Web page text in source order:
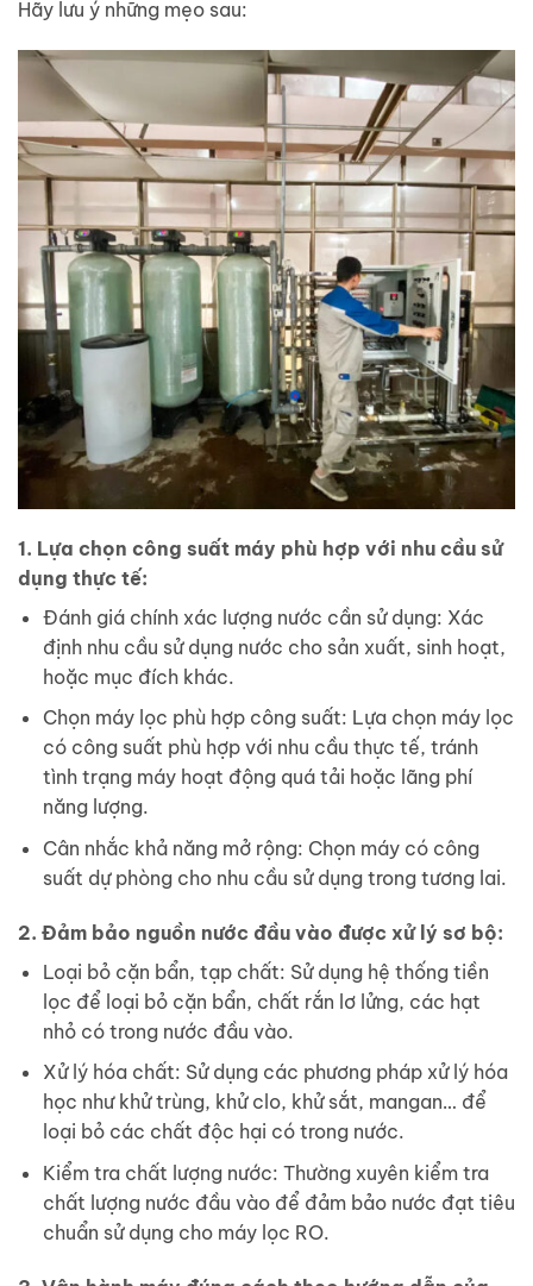
Hãy lưu ý những mẹo sau:
1. Lựa chọn công suất máy phù hợp với nhu cầu sử
dụng thực tế:
Đánh giá chính xác lượng nước cần sử dụng: Xác
định nhu cầu sử dụng nước cho sản xuất, sinh hoạt,
hoặc mục đích khác.
Chọn máy lọc phù hợp công suất: Lựa chọn máy lọc
có công suất phù hợp với nhu cầu thực tế, tránh
tình trạng máy hoạt động quá tải hoặc lãng phí
năng lượng.
Cân nhắc khả năng mở rộng: Chọn máy có công
suất dự phòng cho nhu cầu sử dụng trong tương lai.
2. Đảm bảo nguồn nước đầu vào được xử lý sơ bộ:
Loại bỏ cặn bẩn, tạp chất: Sử dụng hệ thống tiền
lọc để loại bỏ cặn bẩn, chất rắn lơ lửng, các hạt
nhỏ có trong nước đầu vào.
Xử lý hóa chất: Sử dụng các phương pháp xử lý hóa
học như khử trùng, khử clo, khử sắt, mangan… để
loại bỏ các chất độc hại có trong nước.
Kiểm tra chất lượng nước: Thường xuyên kiểm tra
chất lượng nước đầu vào để đảm bảo nước đạt tiêu
chuẩn sử dụng cho máy lọc RO.